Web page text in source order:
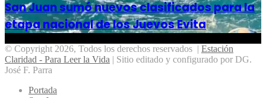
San Juan sumó nuevos clasificados para la
etapa nacional de los Juevos Evita
© Copyright 2026, Todos los derechos reservados | Estación
Claridad - Para Leer la Vida | Sitio editado y configurado por DG.
José F. Parra
Portada